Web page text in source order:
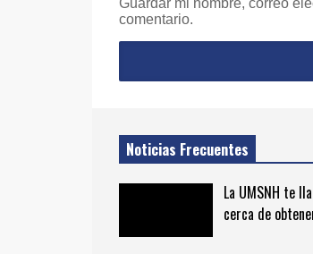
Guardar mi nombre, correo
comentario.
Noticias Frecuentes
La UMSNH te
cerca de